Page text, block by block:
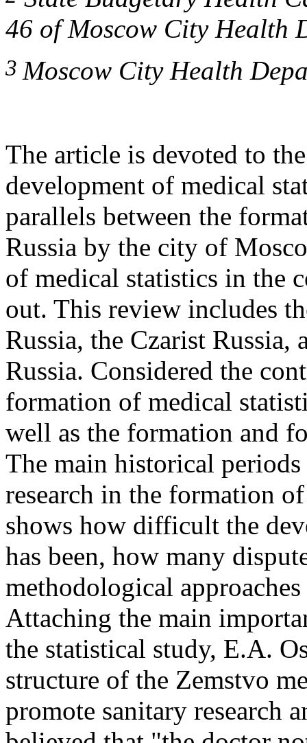
46 of Moscow City Health
3 Moscow City Health
The article is devoted to
development of medical
parallels between the
Russia by the city of
of medical statistics in the
out. This review includes
Russia, the Czarist Russia,
Russia. Considered the
formation of medical
well as the formation and
The main historical
research in the formation
shows how difficult the
has been, how many
methodological
Attaching the main
the statistical study, E.A.
structure of the Zemstvo
promote sanitary research